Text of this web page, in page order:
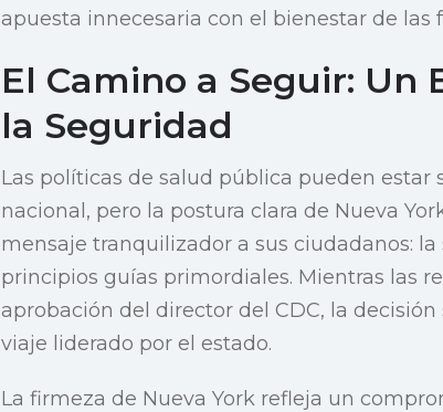
apuesta innecesaria con el bienestar de las
El Camino a Seguir: Un
la Seguridad
Las políticas de salud pública pueden estar
nacional, pero la postura clara de Nueva
mensaje tranquilizador a sus ciudadanos:
principios guías primordiales. Mientras las
aprobación del director del CDC, la
viaje liderado por el estado.
La firmeza de Nueva York refleja un